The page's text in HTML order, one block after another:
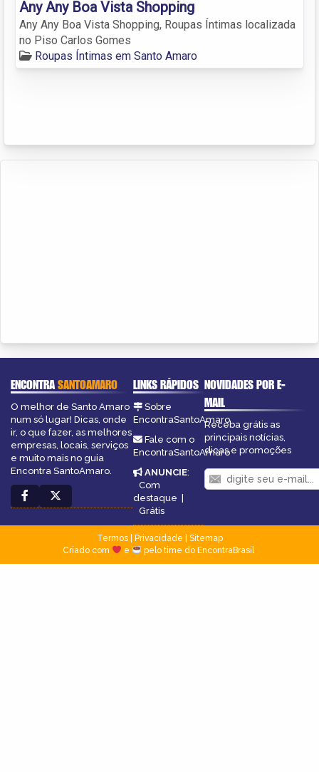
Any Any Boa Vista Shopping
Any Any Boa Vista Shopping, Roupas Íntimas localizada
no Piso Carlos Gomes
Roupas Íntimas em Santo Amaro
ENCONTRASANTOAMARO
O melhor de Santo Amaro
num só lugar! Dicas, onde
ir, o que fazer, as melhores
empresas, locais, serviços
e muito mais no guia
Encontra SantoAmaro.
LINKS RÁPIDOS
Sobre
EncontraSantoAmaro
Fale com o
EncontraSantoAmaro
ANUNCIE:
Com
destaque |
Grátis
NOVIDADES POR E-
MAIL
Receba grátis as
principais notícias,
dicas e promoções
Termos| Privacidade
Sitemap
Criado com
e pelo time do EncontraBrasil